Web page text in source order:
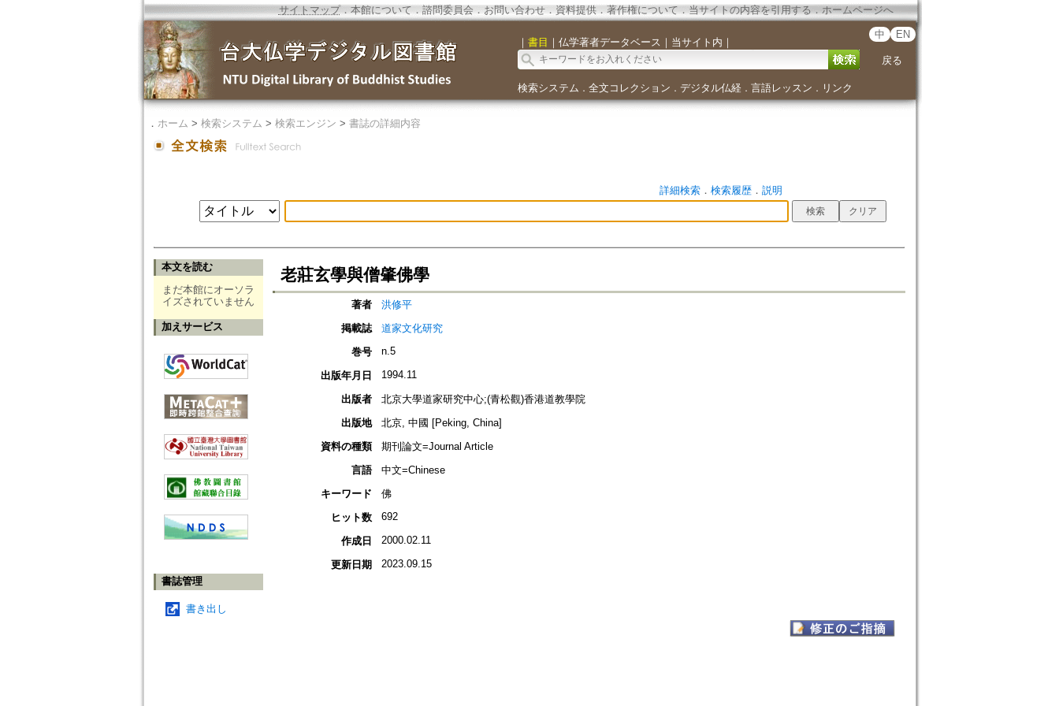
サイトマップ．本館について ． 諮問委員会． お問い合わせ． 資料提供． 著作権について．当サイトの内容を引用する ． ホームページへ
｜ 書目 ｜ 仏学著者データベース ｜ 当サイト内 ｜
中 EN
戻る
検索システム ． 全文コレクション ． デジタル仏経． 言語レッスン ． リンク
． ホーム > 検索システム > 検索エンジン > 書誌の詳細内容
詳細検索． 検索履歴． 説明
本文を読む
まだ本館にオーソラ
イズされていません
加えサービス
書誌管理
書き出し
老莊玄學與僧肇佛學
著者
洪修平
掲載誌
道家文化研究
巻号
n.5
出版年月日 1994.11
出版者
北京大學道家研究中心;(青松觀)香港道教學院
出版地
北京, 中國 [Peking, China]
資料の種類
期刊論文=Journal Article
言語
中文=Chinese
キーワード
佛
ヒット数
692
作成日 2000.02.11
更新日期 2023.09.15